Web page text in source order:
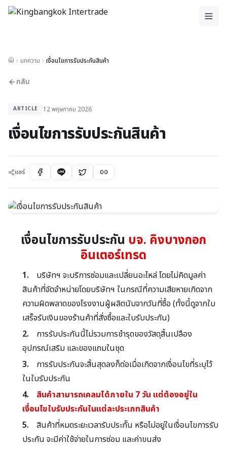
บทความ เงื่อนไขการรับประกันสินค้า
กลับ
ARTICLE 12 พฤษภาคม 2026
เงื่อนไขการรับประกันสินค้า
แชร์
เงื่อนไขการรับประกัน บจ. คิงบางกอก
อินเตอร์เทรด
บริษัทฯ จะบริการซ่อมและเปลี่ยนอะไหล่ โดยไม่คิดมูลค่า
สินค้าที่จัดจำหน่ายโดยบริษัทฯ ในกรณีที่ความเสียหายเกิดจาก
ความผิดพลาดของโรงงานผู้ผลิตนับจากวันที่ซื้อ (ทั้งนี้ดูจากใบ
เสร็จรับเงินของร้านค้าที่สั่งซื้อและใบรับประกัน)
การรับประกันนี้ไม่รวมการชำรุดของวัสดุสิ้นเปลือง
อุปกรณ์เสริม และของแถมในชุด
การรับประกันจะสิ้นสุดลงก็ต่อเมื่อเกิดจากเงื่อนไขที่ระบุไว้
ในใบรับประกัน
สินค้าสามารถเคลมได้ภายใน 7 วัน แต่ต้องอยู่ใน
เงื่อนไขใบรับประกันในแต่ละประเภทสินค้า
สินค้าที่หมดระยะเวลารับประกััน หรือไม่อยู่ในเงื่อนไขการรับ
ประกัน จะมีค่าใช้จ่ายในการซ่อม และค่าขนส่ง